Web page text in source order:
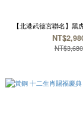
【北港武德宮聯名】黑
NT$3,680